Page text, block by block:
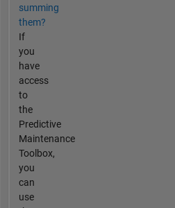
summing
them?
If
you
have
access
to
the
Predictive
Maintenance
Toolbox,
you
can
use